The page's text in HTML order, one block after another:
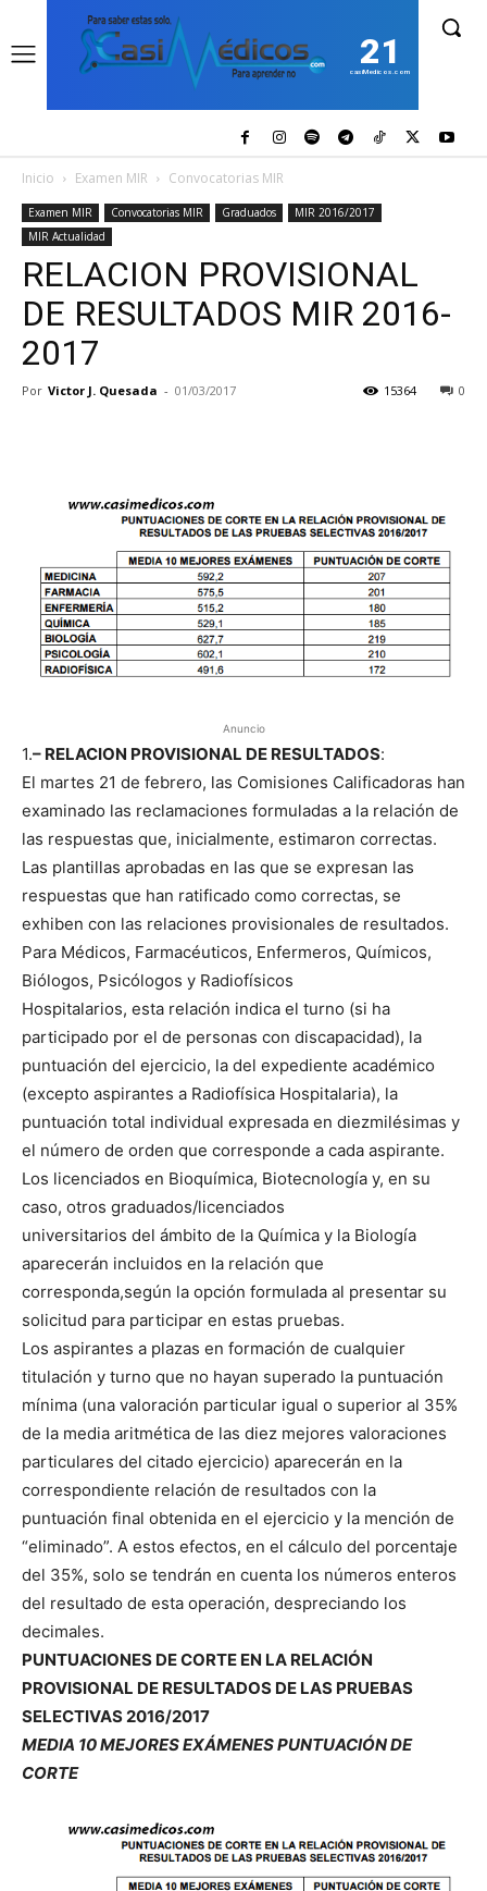
21
casiMedicos.com
Inicio Examen MIR Convocatorias MIR
Examen MIR Convocatorias MIR Graduados
MIR 2016/2017
MIR Actualidad
RELACION PROVISIONAL
DE RESULTADOS MIR 2016-
2017
Por Victor J. Quesada - 01/03/2017 0
15364
Anuncio
1.– RELACION PROVISIONAL DE RESULTADOS:
El martes 21 de febrero, las Comisiones Calificadoras han
examinado las reclamaciones formuladas a la relación de
las respuestas que, inicialmente, estimaron correctas.
Las plantillas aprobadas en las que se expresan las
respuestas que han ratificado como correctas, se
exhiben con las relaciones provisionales de resultados.
Para Médicos, Farmacéuticos, Enfermeros, Químicos,
Biólogos, Psicólogos y Radiofísicos
Hospitalarios, esta relación indica el turno (si ha
participado por el de personas con discapacidad), la
puntuación del ejercicio, la del expediente académico
(excepto aspirantes a Radiofísica Hospitalaria), la
puntuación total individual expresada en diezmilésimas y
el número de orden que corresponde a cada aspirante.
Los licenciados en Bioquímica, Biotecnología y, en su
caso, otros graduados/licenciados
universitarios del ámbito de la Química y la Biología
aparecerán incluidos en la relación que
corresponda,según la opción formulada al presentar su
solicitud para participar en estas pruebas.
Los aspirantes a plazas en formación de cualquier
titulación y turno que no hayan superado la puntuación
mínima (una valoración particular igual o superior al 35%
de la media aritmética de las diez mejores valoraciones
particulares del citado ejercicio) aparecerán en la
correspondiente relación de resultados con la
puntuación final obtenida en el ejercicio y la mención de
“eliminado”. A estos efectos, en el cálculo del porcentaje
del 35%, solo se tendrán en cuenta los números enteros
del resultado de esta operación, despreciando los
decimales.
PUNTUACIONES DE CORTE EN LA RELACIÓN
PROVISIONAL DE RESULTADOS DE LAS PRUEBAS
SELECTIVAS 2016/2017
MEDIA 10 MEJORES EXÁMENES PUNTUACIÓN DE
CORTE